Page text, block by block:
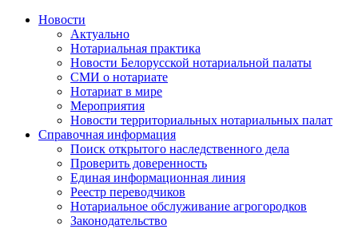
Новости
Актуально
Нотариальная практика
Новости Белорусской нотариальной палаты
СМИ о нотариате
Нотариат в мире
Мероприятия
Новости территориальных нотариальных палат
Справочная информация
Поиск открытого наследственного дела
Проверить доверенность
Единая информационная линия
Реестр переводчиков
Нотариальное обслуживание агрогородков
Законодательство